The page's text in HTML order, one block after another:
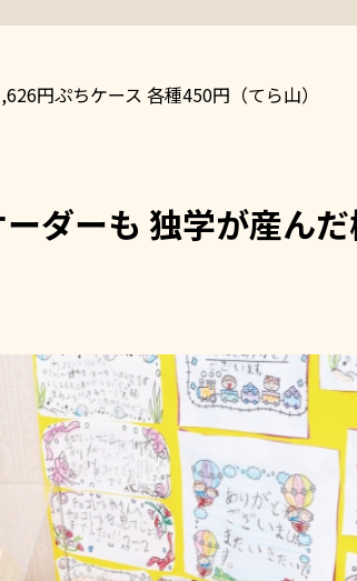
円ぷちケース 各種450円（てら山）
ダーも 独学が産ん